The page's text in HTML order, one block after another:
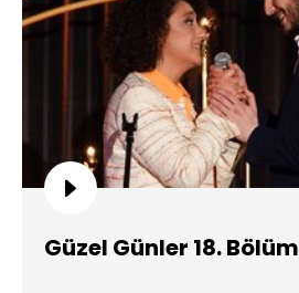
Güzel Günler 18. Bölüm